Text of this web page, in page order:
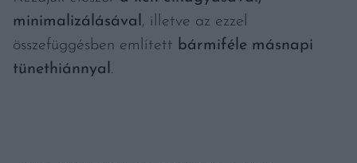
minimalizálásával , illetve az ezzel
összefüggésben említett bármiféle másnapi
tünethiánnyal .